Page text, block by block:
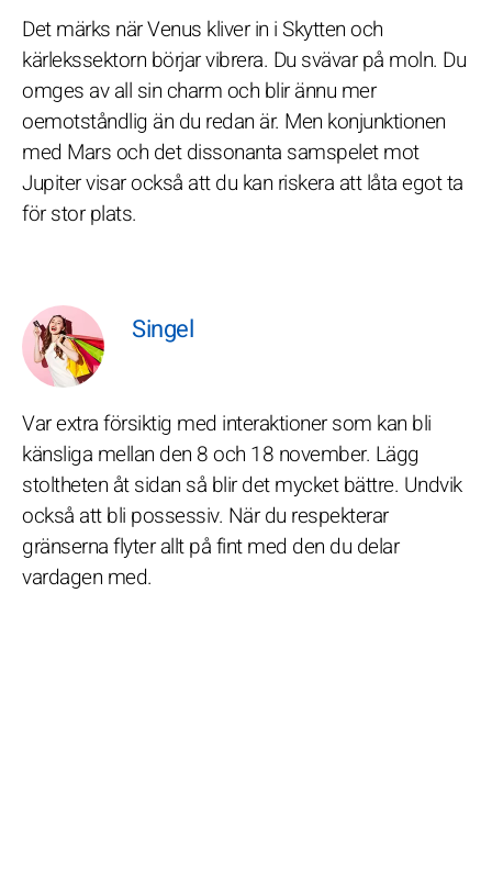
Det märks när Venus kliver in i Skytten och
kärlekssektorn börjar vibrera. Du svävar på moln. Du
omges av all sin charm och blir ännu mer
oemotståndlig än du redan är. Men konjunktionen
med Mars och det dissonanta samspelet mot
Jupiter visar också att du kan riskera att låta egot ta
för stor plats.
Singel
Var extra försiktig med interaktioner som kan bli
känsliga mellan den 8 och 18 november. Lägg
stoltheten åt sidan så blir det mycket bättre. Undvik
också att bli possessiv. När du respekterar
gränserna flyter allt på fint med den du delar
vardagen med.